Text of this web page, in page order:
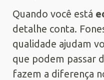
Quando você está
detalhe conta.
qualidade ajudam
que podem passar
fazem a diferença